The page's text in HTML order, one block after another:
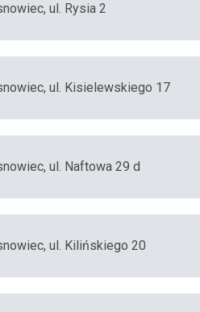
ul. Rysia 2
ul. Kisielewskiego 17
ul. Naftowa 29 d
ul. Kilińskiego 20